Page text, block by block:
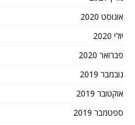
אוגוסט 2020
יולי 2020
פברואר 2020
נובמבר 2019
אוקטובר 2019
ספטמבר 2019